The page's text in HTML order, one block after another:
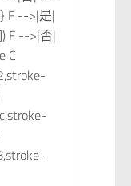
F -->|是|
F -->|否|
C